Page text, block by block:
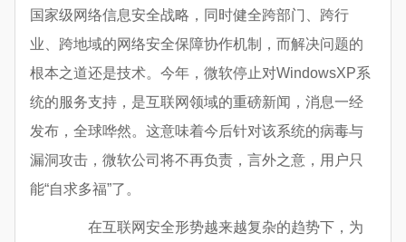
国家级网络信息安全战略，同时健全跨部门、跨行
业、跨地域的网络安全保障协作机制，而解决问题的
根本之道还是技术。今年，微软停止对WindowsXP系
统的服务支持，是互联网领域的重磅新闻，消息一经
发布，全球哗然。这意味着今后针对该系统的病毒与
漏洞攻击，微软公司将不再负责，言外之意，用户只
能“自求多福”了。
在互联网安全形势越来越复杂的趋势下，为